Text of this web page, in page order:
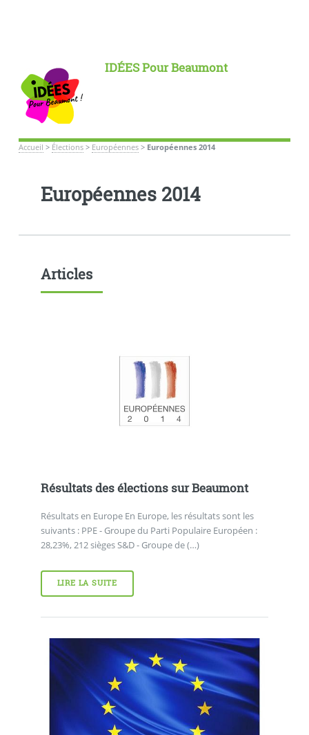
IDÉES Pour Beaumont
Accueil > Élections> Européennes> Européennes 2014
Européennes 2014
Articles
Résultats des élections sur Beaumont
Résultats en Europe En Europe, les résultats sont les
suivants : PPE - Groupe du Parti Populaire Européen :
28,23%, 212 sièges S&D - Groupe de (…)
LIRE LA SUITE